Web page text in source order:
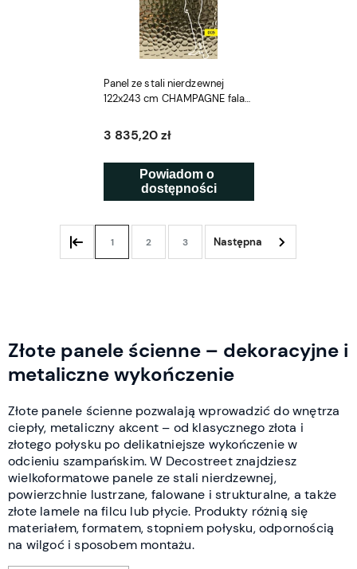
Panel ze stali nierdzewnej
122x243 cm CHAMPAGNE fala
3 835,20 zł
Powiadom o
dostępności
1 2 3
Złote panele ścienne – dekoracyjne i
metaliczne wykończenie
Złote panele ścienne pozwalają wprowadzić do wnętrza
ciepły, metaliczny akcent – od klasycznego złota i
złotego połysku po delikatniejsze wykończenie w
odcieniu szampańskim. W Decostreet znajdziesz
wielkoformatowe panele ze stali nierdzewnej,
powierzchnie lustrzane, falowane i strukturalne, a także
złote lamele na filcu lub płycie. Produkty różnią się
materiałem, formatem, stopniem połysku, odpornością
na wilgoć i sposobem montażu.